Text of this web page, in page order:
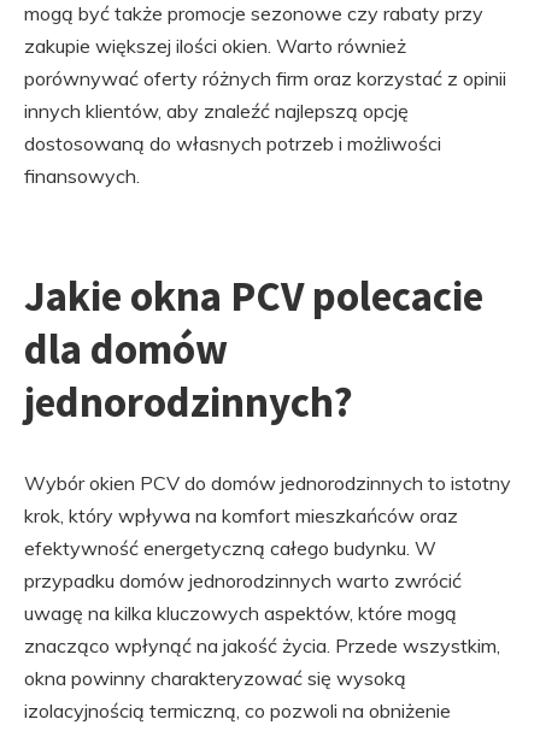
mogą być także promocje sezonowe czy rabaty przy
zakupie większej ilości okien. Warto również
porównywać oferty różnych firm oraz korzystać z opinii
innych klientów, aby znaleźć najlepszą opcję
dostosowaną do własnych potrzeb i możliwości
finansowych.
Jakie okna PCV polecacie
dla domów
jednorodzinnych?
Wybór okien PCV do domów jednorodzinnych to istotny
krok, który wpływa na komfort mieszkańców oraz
efektywność energetyczną całego budynku. W
przypadku domów jednorodzinnych warto zwrócić
uwagę na kilka kluczowych aspektów, które mogą
znacząco wpłynąć na jakość życia. Przede wszystkim,
okna powinny charakteryzować się wysoką
izolacyjnością termiczną, co pozwoli na obniżenie